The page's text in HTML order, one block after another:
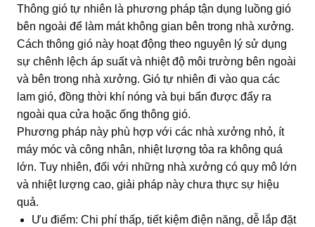
Thông gió tự nhiên là phương pháp tận dụng luồng gió
bên ngoài để làm mát không gian bên trong nhà xưởng.
Cách thông gió này hoạt động theo nguyên lý sử dụng
sự chênh lệch áp suất và nhiệt độ môi trường bên ngoài
và bên trong nhà xưởng. Gió tự nhiên đi vào qua các
lam gió, đồng thời khí nóng và bụi bẩn được đẩy ra
ngoài qua cửa hoặc ống thông gió.
Phương pháp này phù hợp với các nhà xưởng nhỏ, ít
máy móc và công nhân, nhiệt lượng tỏa ra không quá
lớn. Tuy nhiên, đối với những nhà xưởng có quy mô lớn
và nhiệt lượng cao, giải pháp này chưa thực sự hiệu
quả.
Ưu điểm: Chi phí thấp, tiết kiệm điện năng, dễ lắp đặt